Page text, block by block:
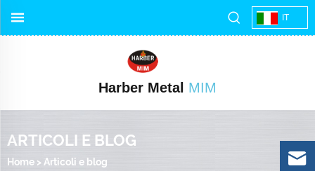
IT
Harber Metal MIM
ARTICOLI E BLOG
Home > Articoli e blog